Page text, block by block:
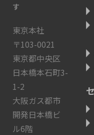
す
東京本社
〒103-0021
東京都中央区
日本橋本石町3-
1-2
大阪ガス都市
開発日本橋ビ
ル6階